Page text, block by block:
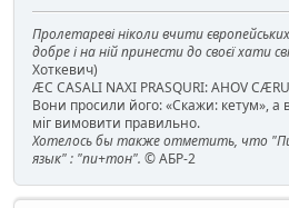
Пролетареві ніколи вчити
добре і на ній принести до своєї хати
Хоткевич)
ÆC CASALI NAXI PRASQURI: AHOV
Вони просили його: «Скажи: кетум», а
міг вимовити правильно.
Хотелось бы также отметить, что
язык" : "пи+тон". © АБР-2